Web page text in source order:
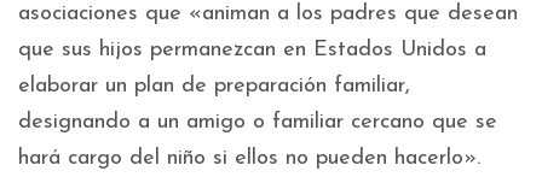
asociaciones que «animan a los padres que desean
que sus hijos permanezcan en Estados Unidos a
elaborar un plan de preparación familiar,
designando a un amigo o familiar cercano que se
hará cargo del niño si ellos no pueden hacerlo».